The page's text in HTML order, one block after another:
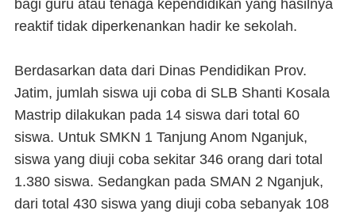
bagi guru atau tenaga kependidikan yang hasilnya
reaktif tidak diperkenankan hadir ke sekolah.
Berdasarkan data dari Dinas Pendidikan Prov.
Jatim, jumlah siswa uji coba di SLB Shanti Kosala
Mastrip dilakukan pada 14 siswa dari total 60
siswa. Untuk SMKN 1 Tanjung Anom Nganjuk,
siswa yang diuji coba sekitar 346 orang dari total
1.380 siswa. Sedangkan pada SMAN 2 Nganjuk,
dari total 430 siswa yang diuji coba sebanyak 108